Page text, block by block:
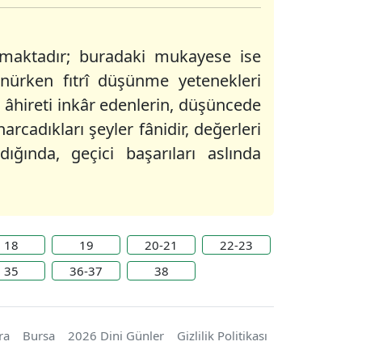
buradaki mukayese ise
fıtrî düşünme yetenekleri
âhireti inkâr edenlerin, düşüncede
şeyler fânidir, değerleri
geçici başarıları aslında
18 19 20-21
22-23
35 36-37 38
Bursa 2026 Dini Günler Gizlilik Politikası